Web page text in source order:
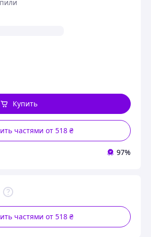
частями от 518 ₴
Купить
97%
частями от 518 ₴